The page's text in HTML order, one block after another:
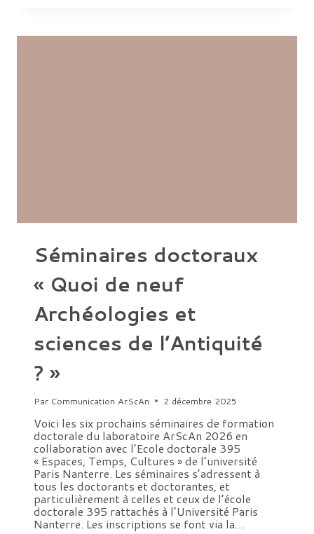
Séminaires doctoraux
« Quoi de neuf
Archéologies et
sciences de l’Antiquité
? »
Par Communication ArScAn 2 décembre 2025
Voici les six prochains séminaires de formation
doctorale du laboratoire ArScAn 2026 en
collaboration avec l’Ecole doctorale 395
« Espaces, Temps, Cultures » de l’université
Paris Nanterre. Les séminaires s’adressent à
tous les doctorants et doctorantes, et
particulièrement à celles et ceux de l’école
doctorale 395 rattachés à l’Université Paris
Nanterre. Les inscriptions se font via la…